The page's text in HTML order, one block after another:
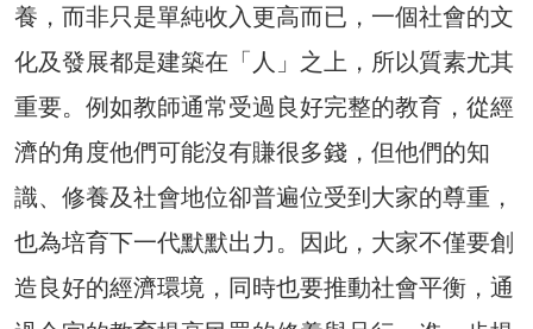
養，而非只是單純收入更高而已，一個社會的文
化及發展都是建築在「人」之上，所以質素尤其
重要。例如教師通常受過良好完整的教育，從經
濟的角度他們可能沒有賺很多錢，但他們的知
識、修養及社會地位卻普遍位受到大家的尊重，
也為培育下一代默默出力。因此，大家不僅要創
造良好的經濟環境，同時也要推動社會平衡，通